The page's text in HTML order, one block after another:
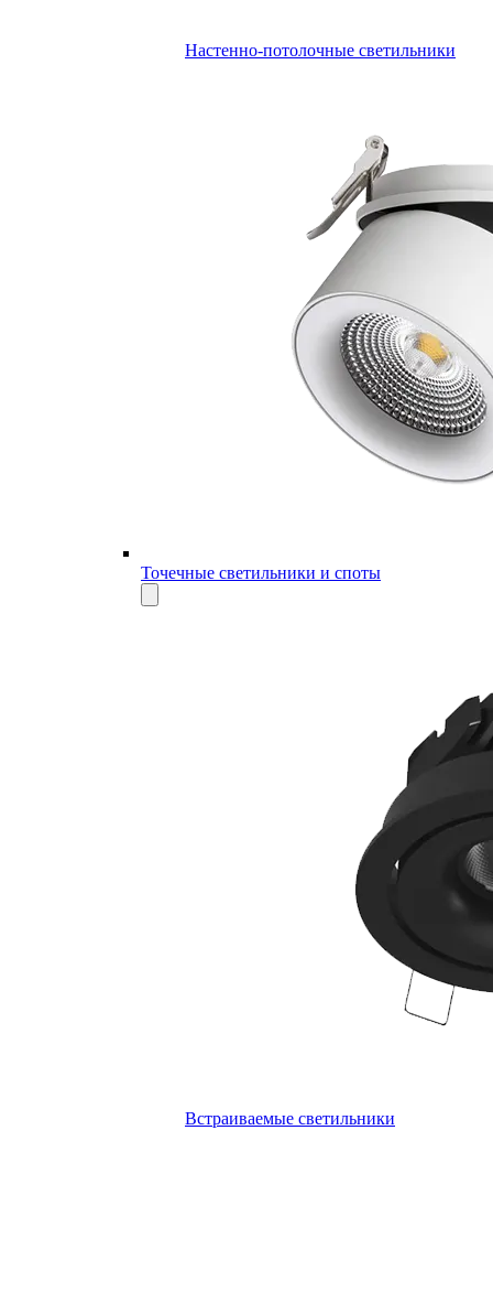
Настенно-потолочные светильники
Точечные светильники и споты
Встраиваемые светильники